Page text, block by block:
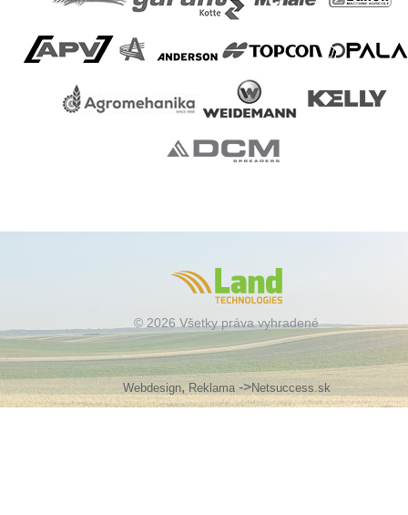
© 2026 Všetky práva vyhradené
Webdesign,Reklama->Netsuccess.sk